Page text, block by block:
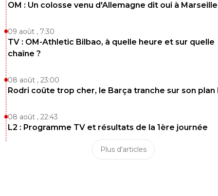
OM : Un colosse venu d'Allemagne dit oui à Marseille
09 août , 7:30
TV : OM-Athletic Bilbao, à quelle heure et sur quelle
chaîne ?
08 août , 23:00
Rodri coûte trop cher, le Barça tranche sur son plan
08 août , 22:43
L2 : Programme TV et résultats de la 1ère journée
Plus d'articles